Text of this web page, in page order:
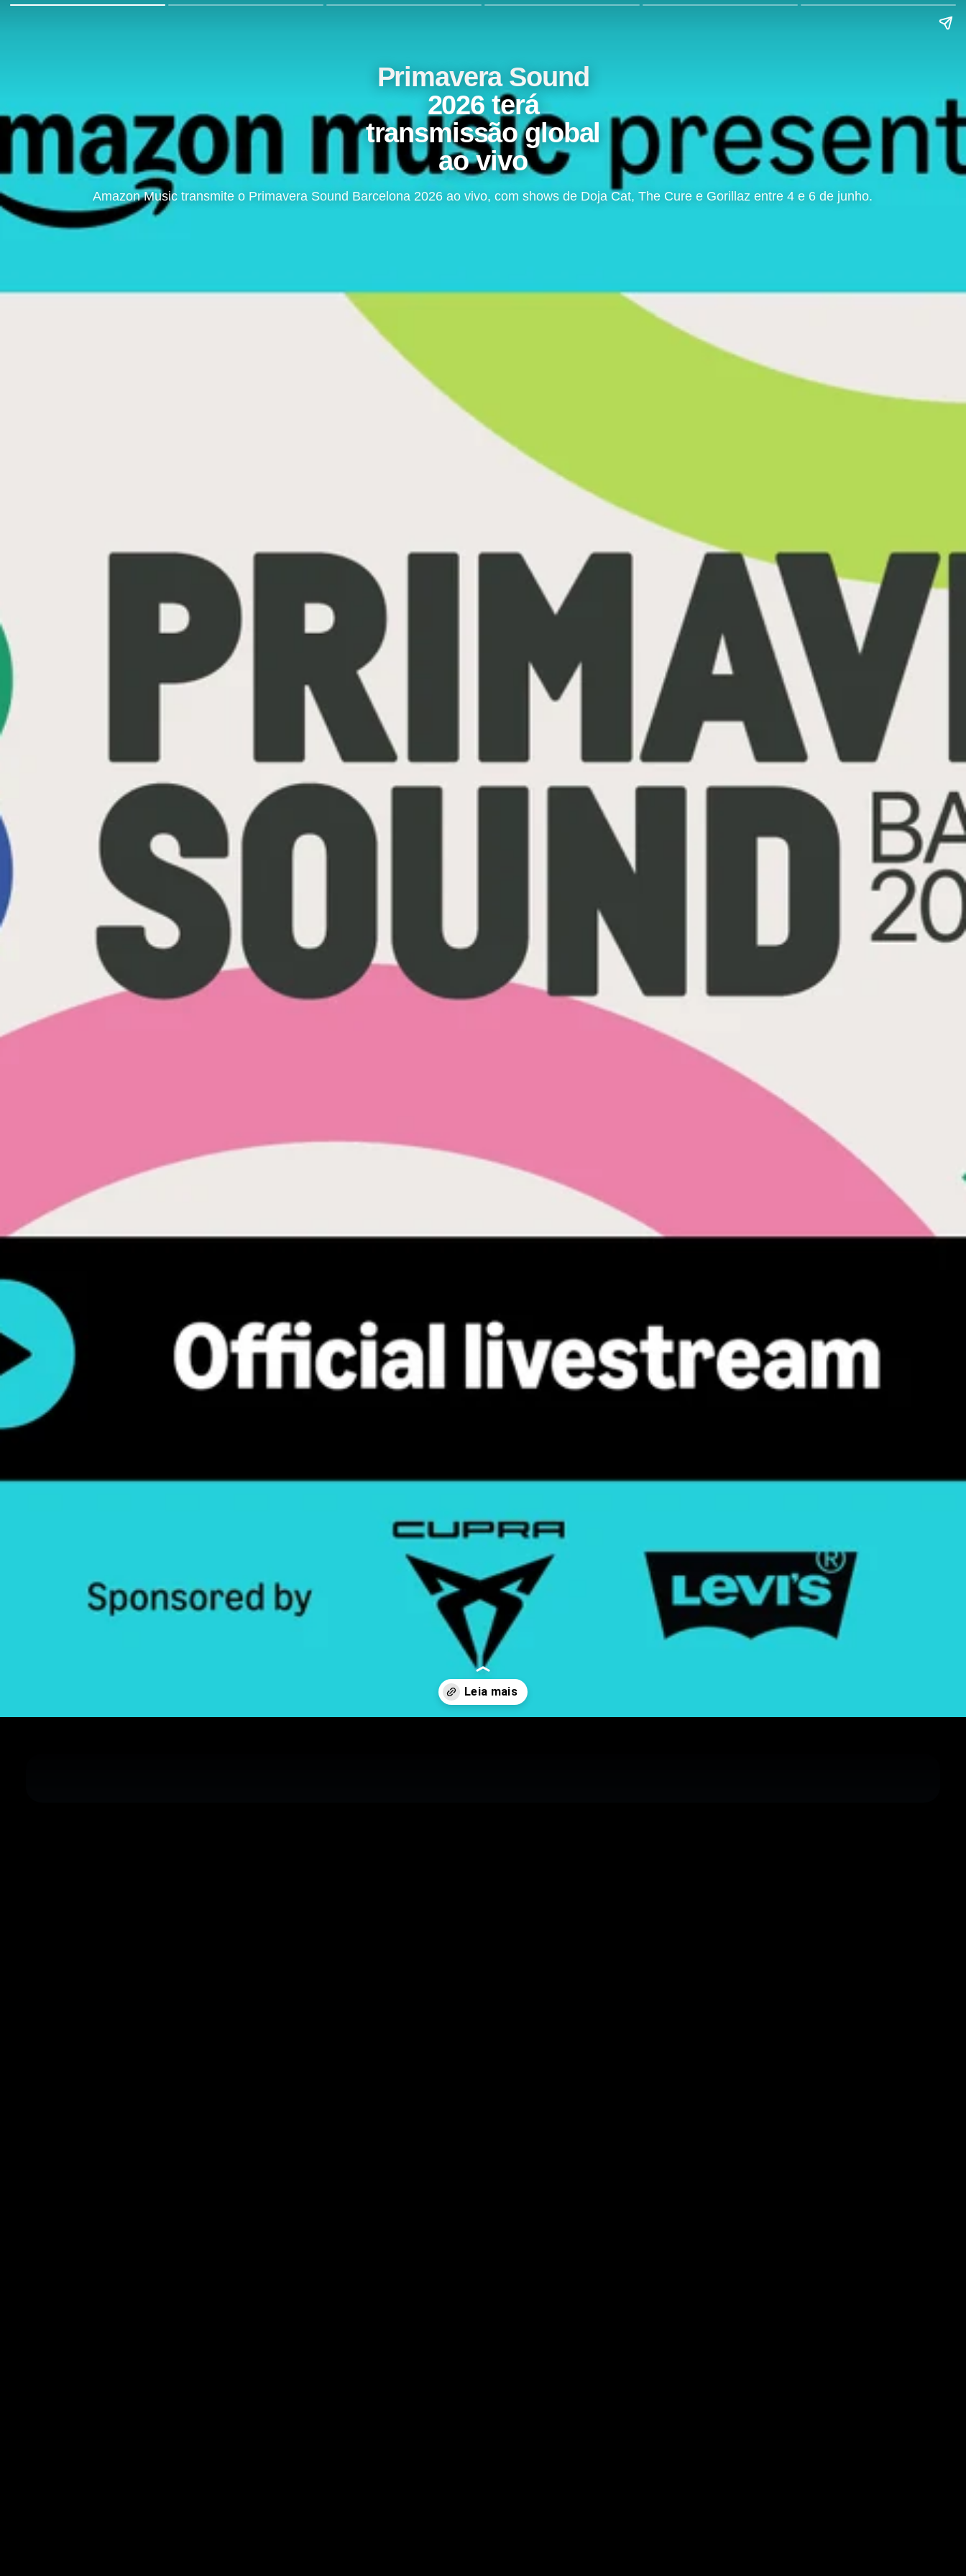
Primavera Sound
2026 terá
transmissão global
ao vivo
Amazon Music transmite o Primavera Sound Barcelona 2026 ao vivo, com shows de Doja Cat, The Cure e Gorillaz entre 4 e 6 de junho.